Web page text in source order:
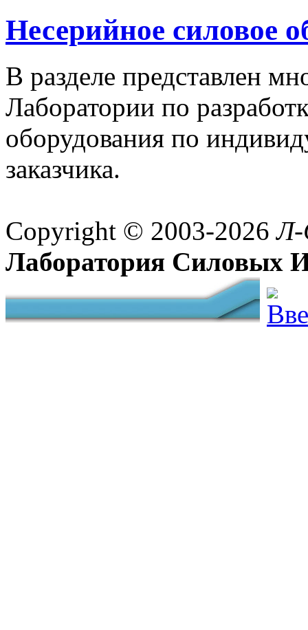
Несерийное силовое
В разделе представлен
Лаборатории по
оборудования по
заказчика.
Copyright © 2003-2026
Лаборатория Силовых